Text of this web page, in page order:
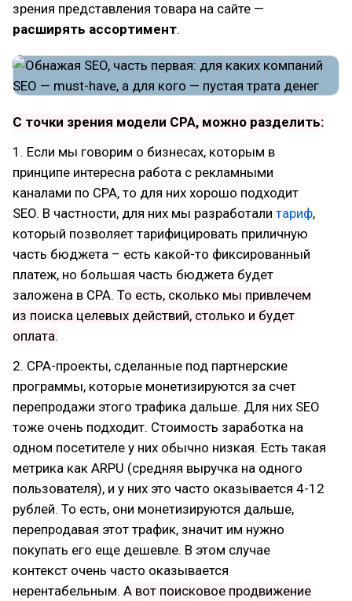
зрения представления товара на сайте —
расширять ассортимент.
С точки зрения модели CPA, можно разделить:
1. Если мы говорим о бизнесах, которым в
принципе интересна работа с рекламными
каналами по CPA, то для них хорошо подходит
SEO. В частности, для них мы разработали тариф,
который позволяет тарифицировать приличную
часть бюджета – есть какой-то фиксированный
платеж, но большая часть бюджета будет
заложена в CPA. То есть, сколько мы привлечем
из поиска целевых действий, столько и будет
оплата.
2. CPA-проекты, сделанные под партнерские
программы, которые монетизируются за счет
перепродажи этого трафика дальше. Для них SEO
тоже очень подходит. Стоимость заработка на
одном посетителе у них обычно низкая. Есть такая
метрика как ARPU (средняя выручка на одного
пользователя), и у них это часто оказывается 4-12
рублей. То есть, они монетизируются дальше,
перепродавая этот трафик, значит им нужно
покупать его еще дешевле. В этом случае
контекст очень часто оказывается
нерентабельным. А вот поисковое продвижение